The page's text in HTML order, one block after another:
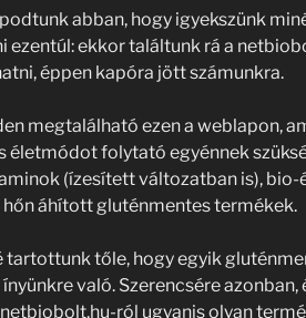
abban, hogy igyekszünk
ezentúl: ekkor találtunk rá a
éppen kapóra jött számunkra.
megtalálható ezen a weblapon,
életmódot folytató egyénnek
(ízesített változatban is), bio-
áhított gluténmentes termékek.
tartottunk tőle, hogy egyik
való. Szerencsére azonban,
ról ugyanis olyan